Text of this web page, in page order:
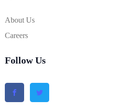
About Us
Careers
Follow Us